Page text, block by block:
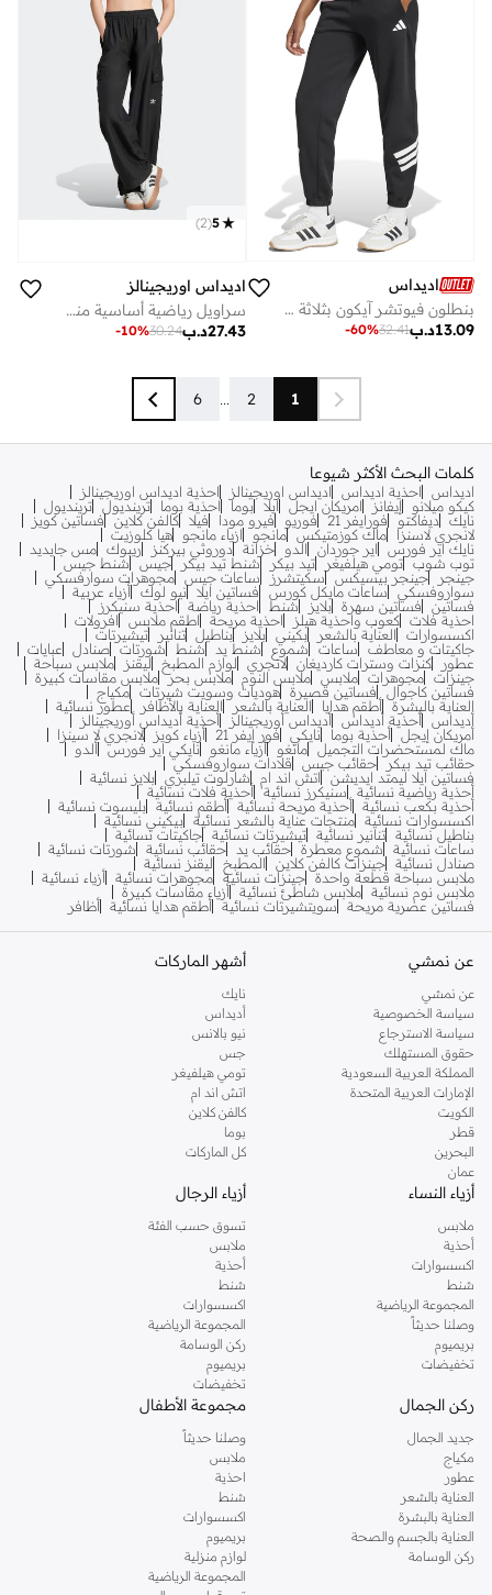
اديداس
بنطلون فيوتشر آيكون بثلاثة خطوط
د.ب13.09
32.41
-60%
5
(
2
)
اديداس اوريجينالز
سراويل رياضية أساسية منسوجة بجيوب
د.ب27.43
30.24
-10%
1
2
...
6
كلمات البحث الأكثر شيوعا
اديداس احذية اديداس اديداس اوريجينالز
احذية اديداس اوريجينالز
كيكو ميلانو
إيفانز امريكان ايجل ايلا بوما احذية بوما ترينديول ترينديول
نايك ديفاكتو فورايفر 21 فوريو فيرو مودا فيلا كالفن كلاين فساتين كويز
لانجري لاسنزا
ماك كوزمتيكس مانجو ازياء مانجو
هيا كلوزيت
نايك اير فورس
اير جوردان الدو خزانة دوروثي بيركنز ريبوك مس جايديد
توب شوب تومي هيلفيغر تيد بيكر شنط تيد بيكر جيس
شنط جيس
جينجر
جينجر بيسيكس سكيتشرز ساعات جيس مجوهرات سوارفسكي
سواروفسكي
ساعات مايكل كورس فساتين ايلا نيو لوك أزياء عربية
فساتين
فساتين سهرة بلايز شنط احذية رياضة
احذية سنيكرز
احذية فلات كعوب واحذية هيلز احذية مريحة اطقم ملابس
افرولات
اكسسوارات
العناية بالشعر بكيني بلايز بناطيل تنانير
تيشيرتات
جاكيتات و معاطف
ساعات شموع شنط يد شنط شورتات صنادل
عبايات
عطور
كنزات وسترات كارديغان لانجري لوازم المطبخ ليقنز
ملابس سباحة
جينزات مجوهرات ملابس ملابس النوم ملابس بحر ملابس مقاسات كبيرة
فساتين كاجوال
فساتين قصيرة هوديات وسويت شيرتات مكياج
العناية بالبشرة أطقم هدايا العناية بالشعر العناية بالأظافر
عطور نسائية
أديداس أحذية أديداس أديداس أوريجينالز
أحذية أديداس أوريجينالز
أمريكان إيجل أحذية بوما نايكي فور إيفر 21 أزياء كويز
لانجري لا سينزا
ماك لمستحضرات التجميل مانغو أزياء مانغو نايكي اير فورس ألدو
حقائب تيد بيكر
حقائب جيس
قلادات سواروفسكي
فساتين ايلا ليمتد ايديشن
اتش اند ام شارلوت تيلبري بلايز نسائية
أحذية رياضية نسائية
سنيكرز نسائية أحذية فلات نسائية
أحذية بكعب نسائية أحذية مريحة نسائية أطقم نسائية بليسوت نسائية
اكسسوارات نسائية منتجات عناية بالشعر نسائية بيكيني نسائية
بناطيل نسائية تنانير نسائية تيشيرتات نسائية جاكيتات نسائية
ساعات نسائية
شموع معطرة حقائب يد حقائب نسائية
شورتات نسائية
صنادل نسائية جينزات كالفن كلاين المطبخ
ليقنز نسائية
ملابس سباحة قطعة واحدة جينزات نسائية مجوهرات نسائية أزياء نسائية
ملابس نوم نسائية ملابس شاطئ نسائية أزياء مقاسات كبيرة
فساتين عصرية مريحة
سويتشيرتات نسائية أطقم هدايا نسائية أظافر
عن نمشي
عن نمشي
سياسة الخصوصية
سياسة الاسترجاع
حقوق المستهلك
المملكة العربية السعودية
الإمارات العربية المتحدة
الكويت
قطر
البحرين
عمان
أشهر الماركات
نايك
أديداس
نيو بالانس
جس
تومي هيلفيغر
اتش اند ام
كالفن كلاين
بوما
كل الماركات
أزياء النساء
ملابس
أحذية
اكسسوارات
شنط
المجموعة الرياضية
وصلنا حديثاً
بريميوم
تخفيضات
أزياء الرجال
تسوق حسب الفئة
ملابس
أحذية
شنط
اكسسوارات
المجموعة الرياضية
ركن الوسامة
بريميوم
تخفيضات
ركن الجمال
جديد الجمال
مكياج
عطور
العناية بالشعر
العناية بالبشرة
العناية بالجسم والصحة
ركن الوسامة
مجموعة الأطفال
وصلنا حديثاً
ملابس
احذية
شنط
اكسسوارات
بريميوم
لوازم منزلية
المجموعة الرياضية